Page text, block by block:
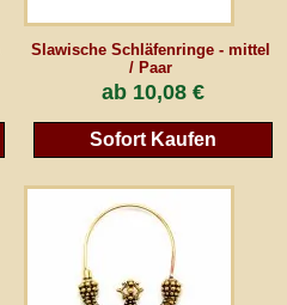
Slawische Schläfenringe - mittel
/ Paar
ab 10,08 €
Sofort Kaufen